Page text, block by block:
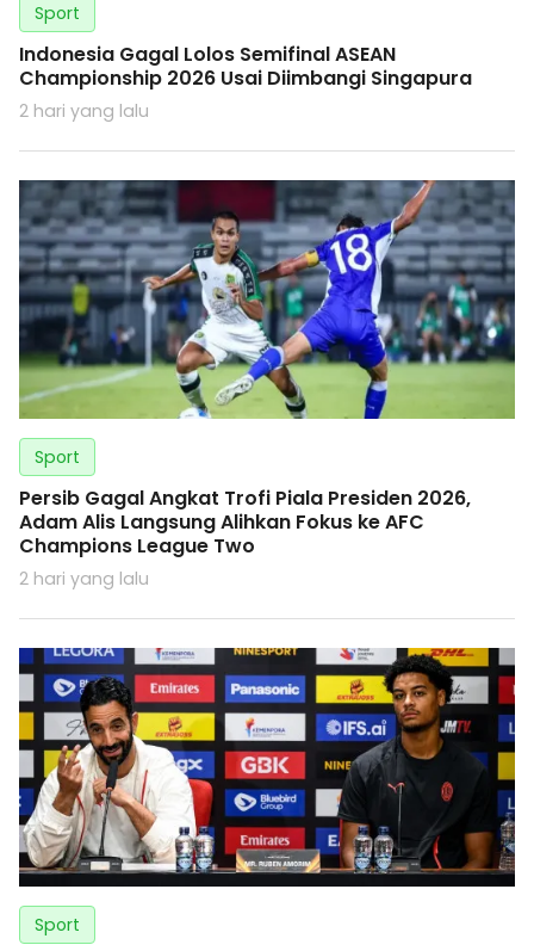
Sport
Indonesia Gagal Lolos Semifinal ASEAN
Championship 2026 Usai Diimbangi Singapura
2 hari yang lalu
Sport
Persib Gagal Angkat Trofi Piala Presiden 2026,
Adam Alis Langsung Alihkan Fokus ke AFC
Champions League Two
2 hari yang lalu
Sport